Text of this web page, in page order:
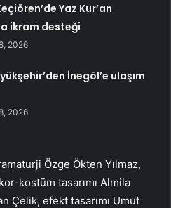
Yaz Kur’an
ikram desteği
2026
İnegöl’e ulaşım
2026
Özge Ökten Yılmaz,
kostüm tasarımı Almila
Çelik, efekt tasarımı Umut